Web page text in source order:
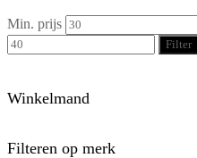
Min. prijs
Filter
Winkelmand
Filteren op merk